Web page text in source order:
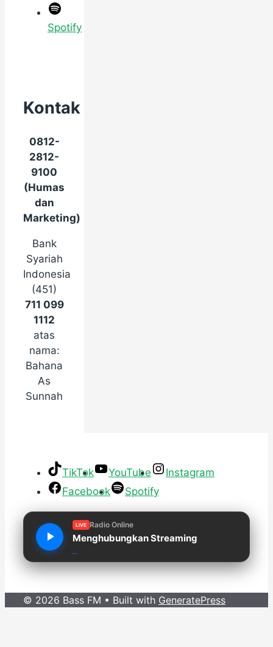
Spotify
Kontak
0812-
2812-
9100
(Humas
dan
Marketing)
Bank
Syariah
Indonesia
(451)
711 099
1112
atas
nama:
Bahana
As
Sunnah
TikTok YouTube
Instagram
Facebook
Spotify
LIVE Radio Online
Menghubungkan Streaming
© 2026 Bass FM • Built with GeneratePress